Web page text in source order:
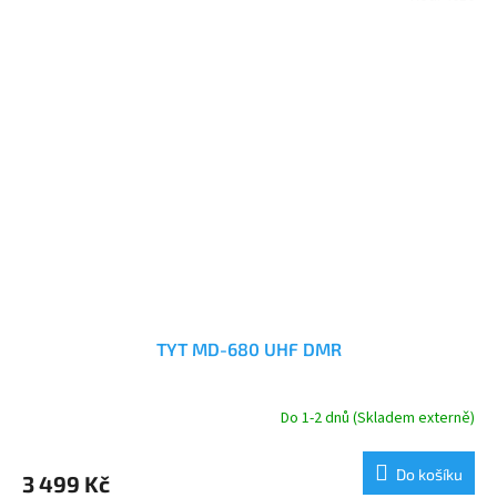
TYT MD-680 UHF DMR
Do 1-2 dnů (Skladem externě)
3 499 Kč Do košíku